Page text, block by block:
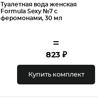
Туалетная вода женская
Formula Sexy №7 с
феромонами, 30 мл
=
823 ₽
Купить комплект